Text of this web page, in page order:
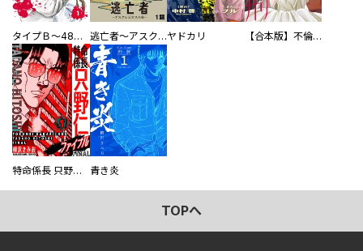
タイプＢ～48時間後、致死率100％～【単話】 逃亡者～アスクレピオスの杖～ヤドカリ 【合本版】不倫処刑
特命係長 只野仁ファイナル 愛蔵版 青き炎
TOPへ